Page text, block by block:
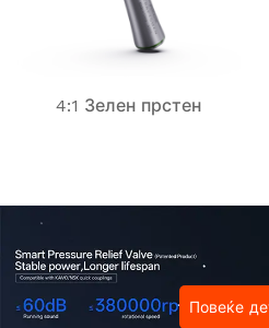
4:1 Зелен прстен
Повеќе